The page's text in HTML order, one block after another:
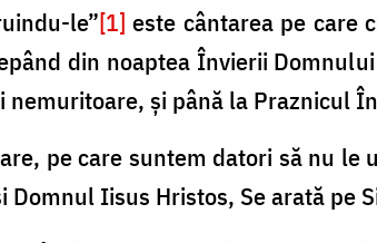
le”[1] este cântarea pe care
din noaptea Învierii
nemuritoare, și până la Praznicul
pe care suntem datori să nu
Iisus Hristos, Se arată pe